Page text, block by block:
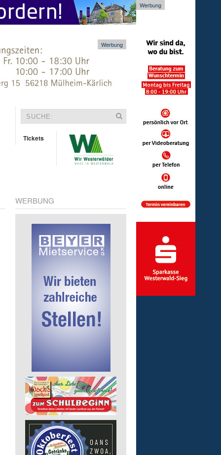
Werbung
Werbung
Tickets
WERBUNG